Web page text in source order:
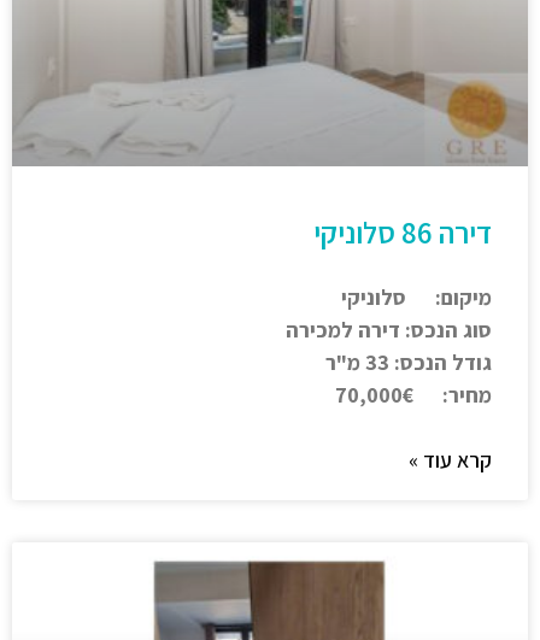
דירה 86 סלוניקי
מיקום: סלוניקי
סוג הנכס: דירה למכירה
גודל הנכס: 33 מ"ר
מחיר: 70,000€
קרא עוד »